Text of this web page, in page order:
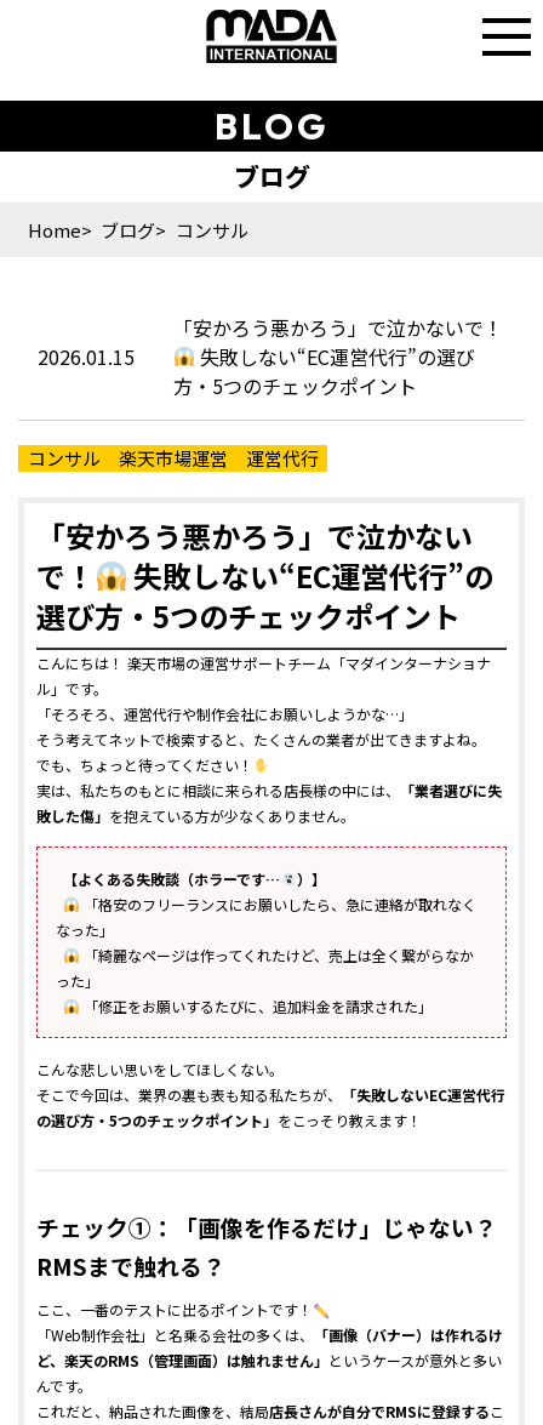
BLOG
Home ブログ コンサル
2026.01.15
「安かろう悪かろう」で泣かないで！
失敗しない“EC運営代行”の選び
方・5つのチェックポイント
コンサル 楽天市場運営 運営代行
「安かろう悪かろう」で泣かない
で！
失敗しない“EC運営代行”の
選び方・5つのチェックポイント
こんにちは！ 楽天市場の運営サポートチーム「マダインターナショナ
ル」です。
「そろそろ、運営代行や制作会社にお願いしようかな…」
そう考えてネットで検索すると、たくさんの業者が出てきますよね。
でも、ちょっと待ってください！
実は、私たちのもとに相談に来られる店長様の中には、
「業者選びに失
敗した傷」 を抱えている方が少なくありません。
【よくある失敗談（ホラーです…
）】
「格安のフリーランスにお願いしたら、急に連絡が取れなく
なった」
「綺麗なページは作ってくれたけど、売上は全く繋がらなか
った」
「修正をお願いするたびに、追加料金を請求された」
こんな悲しい思いをしてほしくない。
そこで今回は、業界の裏も表も知る私たちが、
「失敗しないEC運営代行
の選び方・5つのチェックポイント」 をこっそり教えます！
チェック①：「画像を作るだけ」じゃない？
RMSまで触れる？
ここ、一番のテストに出るポイントです！
「Web制作会社」と名乗る会社の多くは、
「画像（バナー）は作れるけ
ど、楽天のRMS（管理画面）は触れません」 というケースが意外と多い
んです。
これだと、納品された画像を、結局店長さんが自分でRMSに登録するこ